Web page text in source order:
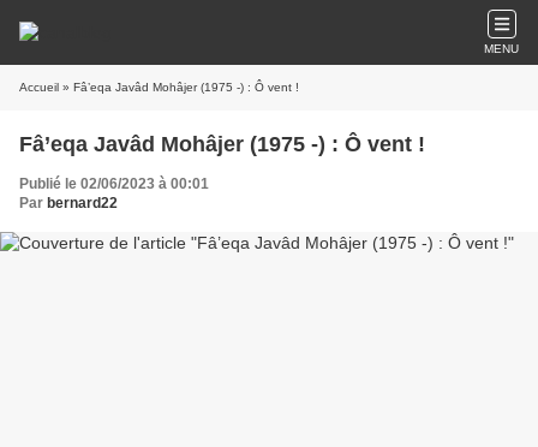
MENU
Accueil » Fâ’eqa Javâd Mohâjer (1975 -) : Ô vent !
Fâ’eqa Javâd Mohâjer (1975 -) : Ô vent !
Publié le 02/06/2023 à 00:01
Par bernard22